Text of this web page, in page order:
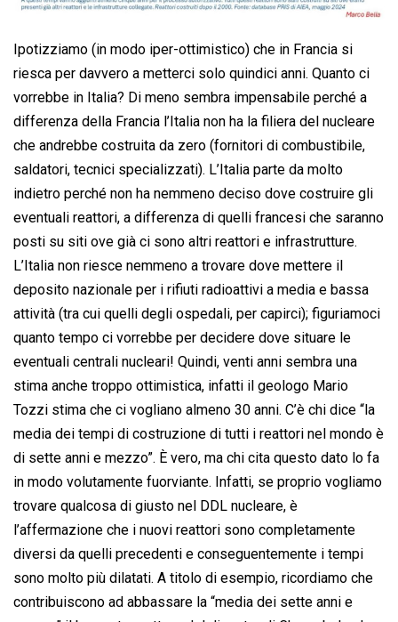
Ipotizziamo (in modo iper-ottimistico) che in Francia si
riesca per davvero a metterci solo quindici anni. Quanto ci
vorrebbe in Italia? Di meno sembra impensabile perché a
differenza della Francia l’Italia non ha la filiera del nucleare
che andrebbe costruita da zero (fornitori di combustibile,
saldatori, tecnici specializzati). L’Italia parte da molto
indietro perché non ha nemmeno deciso dove costruire gli
eventuali reattori, a differenza di quelli francesi che saranno
posti su siti ove già ci sono altri reattori e infrastrutture.
L’Italia non riesce nemmeno a trovare dove mettere il
deposito nazionale per i rifiuti radioattivi a media e bassa
attività (tra cui quelli degli ospedali, per capirci); figuriamoci
quanto tempo ci vorrebbe per decidere dove situare le
eventuali centrali nucleari! Quindi, venti anni sembra una
stima anche troppo ottimistica, infatti il geologo Mario
Tozzi stima che ci vogliano almeno 30 anni. C’è chi dice “la
media dei tempi di costruzione di tutti i reattori nel mondo è
di sette anni e mezzo”. È vero, ma chi cita questo dato lo fa
in modo volutamente fuorviante. Infatti, se proprio vogliamo
trovare qualcosa di giusto nel DDL nucleare, è
l’affermazione che i nuovi reattori sono completamente
diversi da quelli precedenti e conseguentemente i tempi
sono molto più dilatati. A titolo di esempio, ricordiamo che
contribuiscono ad abbassare la “media dei sette anni e